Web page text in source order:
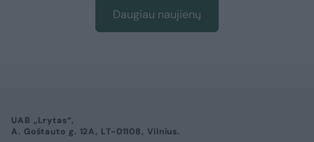
Daugiau naujienų
UAB „Lrytas“,
A. Goštauto g. 12A, LT-01108, Vilnius.